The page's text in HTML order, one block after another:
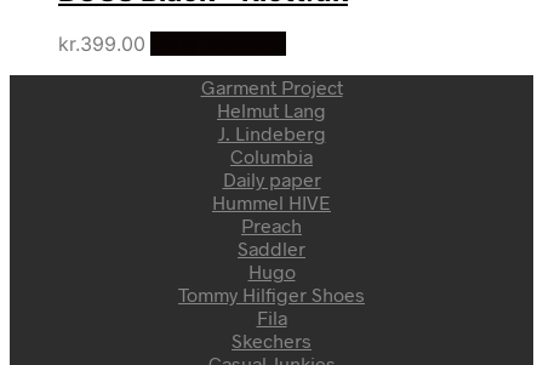
kr.399.00
Garment Project
Helmut Lang
J. Lindeberg
Columbia
Daily paper
Hummel HIVE
Preach
Saddler
Hugo
Tommy Hilfiger Shoes
Fila
Skechers